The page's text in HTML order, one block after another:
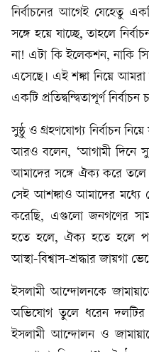
নির্বাচনের আগেই যেহেতু
সঙ্গে হয়ে যাচ্ছে, তাহলে
না! এটা কি ইলেকশন, নাকি
এসেছে। এই শঙ্কা নিয়ে
একটি প্রতিদ্বন্দ্বিতাপূর্ণ নির্বাচন
সুষ্ঠু ও গ্রহণযোগ্য নির্বাচন
আরও বলেন, ‘আগামী দিনে
আমাদের সঙ্গে ঐক্য করে
সেই আশঙ্কাও আমাদের মধ্যে
করেছি, এগুলো জনগণের
হতে হলে, ঐক্য হতে হলে
আস্থা-বিশ্বাস-শ্রদ্ধার জায়গা
ইসলামী আন্দোলনকে
অভিযোগ তুলে ধরেন দলটির
ইসলামী আন্দোলন ও